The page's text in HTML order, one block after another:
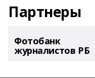
Партнеры
Фотобанк
журналистов РБ